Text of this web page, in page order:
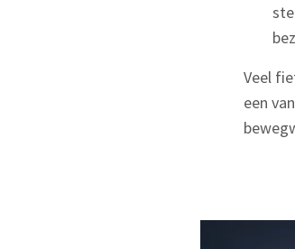
Veel
een